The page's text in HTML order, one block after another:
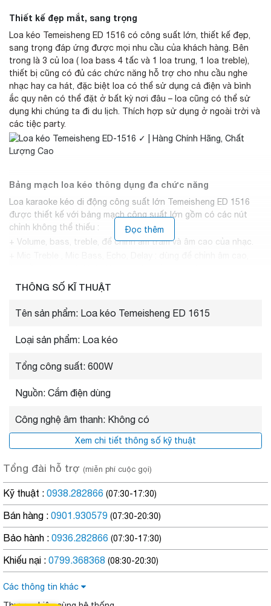
Đọc thêm
Thiết kế đẹp mắt, sang trọng
Loa kéo Temeisheng ED 1516 có công suất lớn, thiết kế đẹp,
sang trọng đáp ứng được mọi nhu cầu của khách hàng. Bên
trong là 3 củ loa ( loa bass 4 tấc và 1 loa trung, 1 loa treble),
thiết bị cũng có đủ các chức năng hỗ trợ cho nhu cầu nghe
nhạc hay ca hát, đặc biệt loa có thể sử dụng cả điện và bình
ắc quy nên có thể đặt ở bất kỳ nơi đâu – loa cũng có thể sử
dụng khi chúng ta đi du lịch. Thích hợp sử dụng ở ngoài trời và
các tiệc party.
Bảng mạch loa kéo thông dụng đa chức năng
Loa karaoke kéo di động công suất lớn Temeisheng ED 1516
được thiết kế với bảng mạch công suất lớn gồm có các nút
chỉnh không thể thiếu :
+ Volume, bass, treble, để chỉnh âm trầm và âm cao của nhạc.
+ Loa cũng có thể sử thêm cho các nhạc cụ và micro khác gồm
3 cổng : Mic 1, Mic 2 , Guitar,Ogran
Sử dụng điện bình
THÔNG SỐ KĨ THUẬT
Tên sản phẩm: Loa kéo Temeisheng ED 1615
Loại sản phẩm: Loa kéo
Tổng công suất: 600W
Nguồn: Cắm điện dùng
Công nghệ âm thanh: Không có
Xem chi tiết thông số kỹ thuật
Tổng đài hỗ trợ (miễn phí cuộc gọi)
Kỹ thuật : 0938.282866 (07:30-17:30)
Bán hàng : 0901.930579 (07:30-20:30)
Bảo hành : 0936.282866 (07:30-17:30)
Khiếu nại : 0799.368368 (08:30-20:30)
Các thông tin khác